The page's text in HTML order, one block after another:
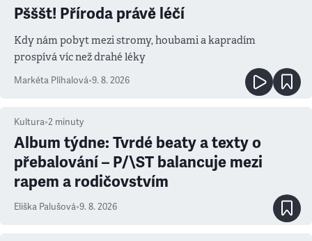
Pšššt! Příroda právě léčí
Kdy nám pobyt mezi stromy, houbami a kapradím
prospívá víc než drahé léky
Markéta Plíhalová•9. 8. 2026
Kultura•2 minuty
Album týdne: Tvrdé beaty a texty o
přebalování – P/\ST balancuje mezi
rapem a rodičovstvím
Eliška Palušová•9. 8. 2026